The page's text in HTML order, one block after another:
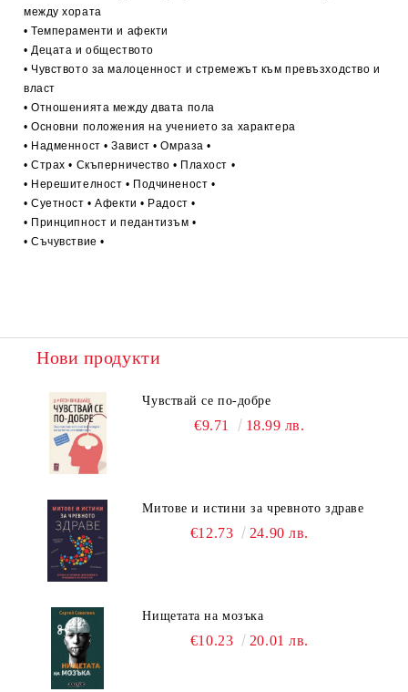
между хората
• Темпераменти и афекти
• Децата и обществото
• Чувството за малоценност и стремежът към превъзходство и
власт
• Отношенията между двата пола
• Основни положения на учението за характера
• Надменност • Завист • Омраза •
• Страх • Скъперничество • Плахост •
• Нерешителност • Подчиненост •
• Суетност • Афекти • Радост •
• Принципност и педантизъм •
• Съчувствие •
Нови продукти
Чувствай се по-добре
€9.71 18.99 лв.
Митове и истини за чревното здраве
€12.73 24.90 лв.
Нищетата на мозъка
€10.23 20.01 лв.